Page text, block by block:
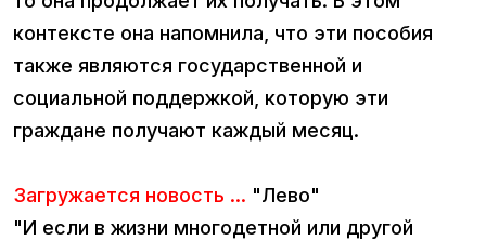
контексте она напомнила, что эти пособия
также являются государственной и
социальной поддержкой, которую эти
граждане получают каждый месяц.
Загружается новость ... "Лево"
"И если в жизни многодетной или другой